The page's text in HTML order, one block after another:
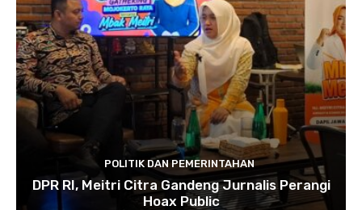
POLITIK DAN PEMERINTAHAN
DPR RI, Meitri Citra Gandeng Jurnalis Perangi
Hoax Public